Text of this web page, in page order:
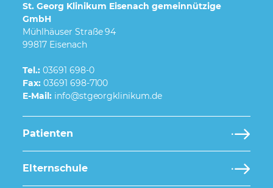
St. Georg Klinikum Eisenach gemeinnützige
GmbH
Mühlhäuser Straße 94
99817 Eisenach
Tel.: 03691 698-0
Fax: 03691 698-7100
E-Mail:
Patienten
Elternschule